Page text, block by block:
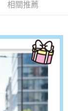
相關推薦